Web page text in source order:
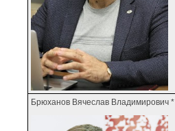
Брюханов Вячеслав Владимирович *